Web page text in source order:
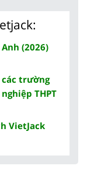
(2026)
các trường
THPT
VietJack